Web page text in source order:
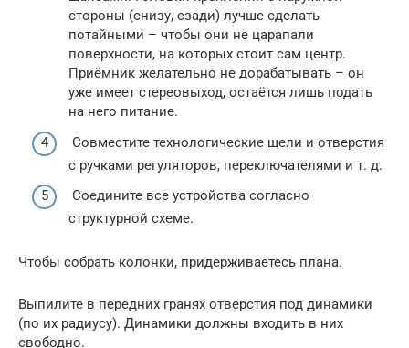
стороны (снизу, сзади) лучше сделать
потайными – чтобы они не царапали
поверхности, на которых стоит сам центр.
Приёмник желательно не дорабатывать – он
уже имеет стереовыход, остаётся лишь подать
на него питание.
Совместите технологические щели и отверстия
с ручками регуляторов, переключателями и т. д.
Соедините все устройства согласно
структурной схеме.
Чтобы собрать колонки, придерживаетесь плана.
Выпилите в передних гранях отверстия под динамики
(по их радиусу). Динамики должны входить в них
свободно.